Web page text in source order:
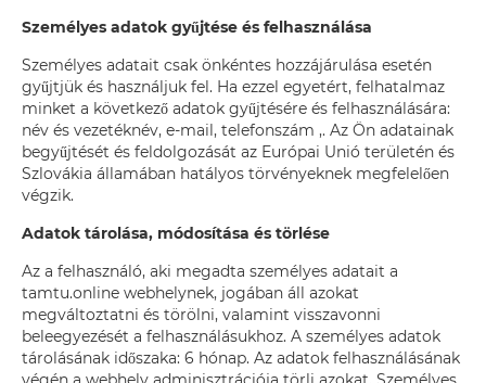
Személyes adatok gyűjtése és felhasználása
Személyes adatait csak önkéntes hozzájárulása esetén
gyűjtjük és használjuk fel. Ha ezzel egyetért, felhatalmaz
minket a következő adatok gyűjtésére és felhasználására:
név és vezetéknév, e-mail, telefonszám ,. Az Ön adatainak
begyűjtését és feldolgozását az Európai Unió területén és
Szlovákia államában hatályos törvényeknek megfelelően
végzik.
Adatok tárolása, módosítása és törlése
Az a felhasználó, aki megadta személyes adatait a
tamtu.online webhelynek, jogában áll azokat
megváltoztatni és törölni, valamint visszavonni
beleegyezését a felhasználásukhoz. A személyes adatok
tárolásának időszaka: 6 hónap. Az adatok felhasználásának